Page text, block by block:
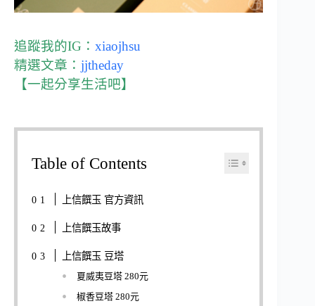
追蹤我的IG： xiaojhsu
精選文章： jjtheday
【一起分享生活吧】
Table of Contents
上信饌玉 官方資訊
上信饌玉故事
上信饌玉 豆塔
夏威夷豆塔 280元
椒香豆塔 280元